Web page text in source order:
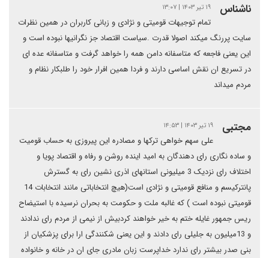
ناشناس ۱۹ تیر ۱۴۰۳ | ۱۳:۰۷
تمام توجیهات قومیتی و نژادی و زبانی کاربران در همین نظرات
سایت پررنگ میکند اصولا قدرت .سیاست اقتصاد جز نگرانیها نبوده است و
این یعنی فاجعه که متاسفانه دامن همه را خواهد گرفت و متاسفانه عده ای
در تسریع ان نقش اساسی دارند و فردا همین افرار خود را طلبکار نظام و
مردم میداند
مجتبی ۱۹ تیر ۱۴۰۳ | ۱۴:۵۳
علی سهم خواهی ترکها و مصادره این پیروزی به حساب قومیت
و ساده نگاری رای دهندگان به امید اینده روشن و رفاه و اقتصاد پویا و
اختلاف رای نزدیک 3 میلیونی استانهای اذری نشین رای به گسترش
پانترکیسم و منافع قومیتی و نژادی است(هیچ انتخاباتی مانند انتخابات 14
قومیتی نبوده است ) که غالبه ملت و حکومت به بحران نرسیده با استیضاح
ریس جمهور غایله ختم به خیر خواهند کردبیش از نیمی از مردم رای ندادند
و 13میلیون به جلیلی رای دادند و این یعنی شکنندگی ارا برای پزشکیان از
بنی صدر بیشتر رای ندارد خداپرست زبان مادری جای ان در خانه و خانواده